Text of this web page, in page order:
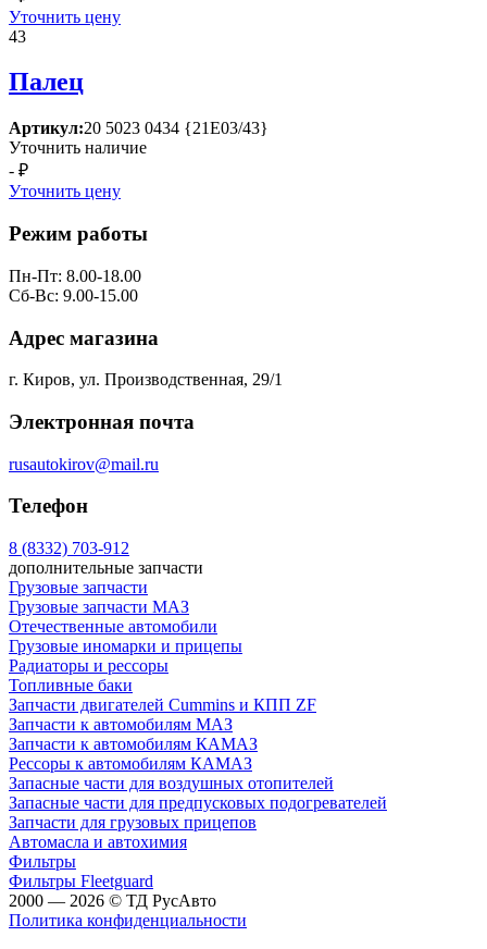
Уточнить цену
43
Палец
Артикул:20 5023 0434 {21Е03/43}
Уточнить наличие
- ₽
Уточнить цену
Режим работы
Пн-Пт: 8.00-18.00
Сб-Вс: 9.00-15.00
Адрес магазина
г. Киров, ул. Производственная, 29/1
Электронная почта
rusautokirov@mail.ru
Телефон
8 (8332) 703-912
дополнительные запчасти
Грузовые запчасти
Грузовые запчасти МАЗ
Отечественные автомобили
Грузовые иномарки и прицепы
Радиаторы и рессоры
Топливные баки
Запчасти двигателей Cummins и КПП ZF
Запчасти к автомобилям МАЗ
Запчасти к автомобилям КАМАЗ
Рессоры к автомобилям КАМАЗ
Запасные части для воздушных отопителей
Запасные части для предпусковых подогревателей
Запчасти для грузовых прицепов
Автомасла и автохимия
Фильтры
Фильтры Fleetguard
2000 — 2026 © ТД РусАвто
Политика конфиденциальности